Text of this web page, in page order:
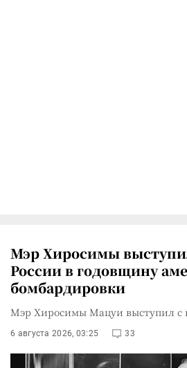
Мэр Хиросимы
России в годовщину
бомбардировки
Мэр Хиросимы Мацуи выступил с
6 августа 2026, 03:25 33